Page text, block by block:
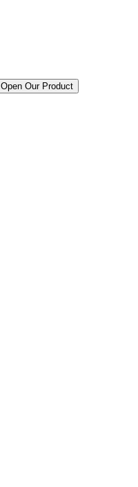
Open Our Product